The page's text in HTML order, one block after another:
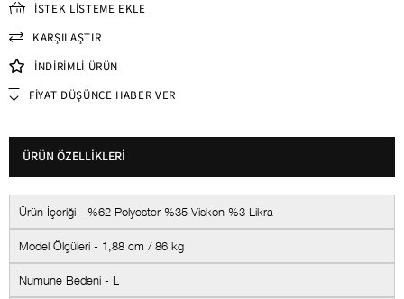
İSTEK LISTEME EKLE
KARŞILAŞTIR
İNDIRIMLI ÜRÜN
FIYAT DÜŞÜNCE HABER VER
ÜRÜN ÖZELLIKLERI
Ürün İçeriği - %62 Polyester %35 Viskon %3 Likra
Model Ölçüleri - 1,88 cm / 86 kg
Numune Bedeni - L